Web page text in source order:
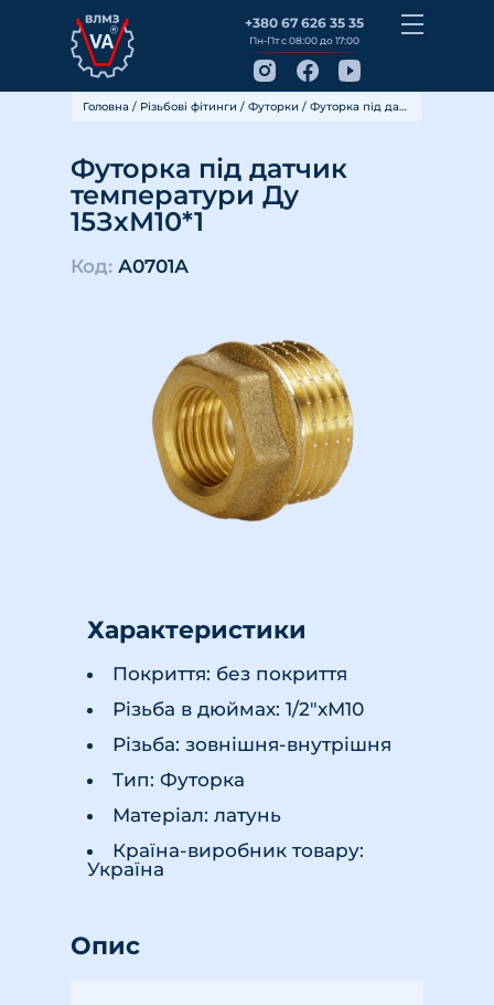
+380 67 626 35 35
Пн-Пт с 08:00 до 17:00
Головна / Різьбові фітинги / Футорки / Футорка під датчик температури Ду 15ЗхМ10*1
Футорка під датчик
температури Ду
15ЗхМ10*1
Код: А0701А
Характеристики
Покриття: без покриття
Різьба в дюймах: 1/2"хМ10
Різьба: зовнішня-внутрішня
Тип: Футорка
Матеріал: латунь
Країна-виробник товару:
Україна
Опис